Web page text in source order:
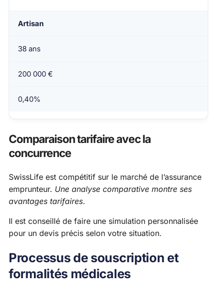
Artisan
38 ans
200 000 €
0,40%
Comparaison tarifaire avec la
concurrence
SwissLife est compétitif sur le marché de l’assurance
emprunteur. Une analyse comparative montre ses
avantages tarifaires.
Il est conseillé de faire une simulation personnalisée
pour un devis précis selon votre situation.
Processus de souscription et
formalités médicales